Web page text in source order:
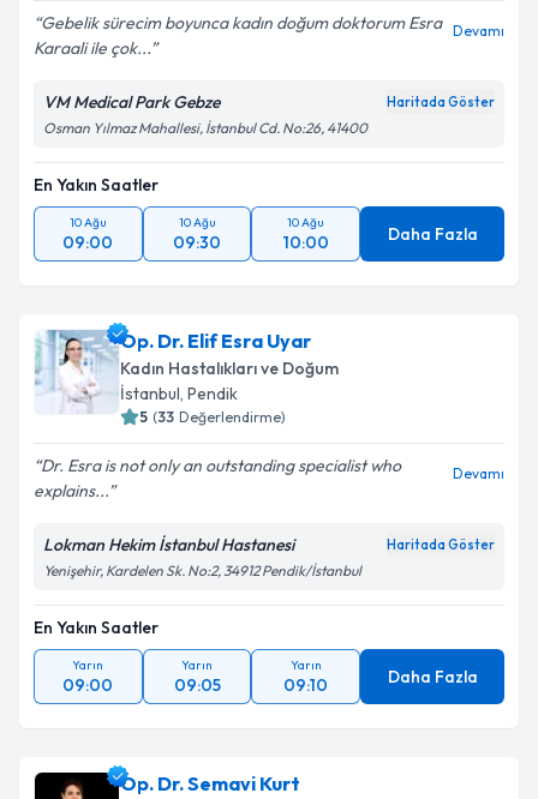
Gebelik sürecim boyunca kadın doğum doktorum Esra
Karaali ile çok...
Devamı
VM Medical Park Gebze Haritada Göster
Osman Yılmaz Mahallesi, İstanbul Cd. No:26, 41400
En Yakın Saatler
10 Ağu
09:00
10 Ağu
09:30
10 Ağu
10:00 Daha Fazla
Op. Dr. Elif Esra Uyar
Kadın Hastalıkları ve Doğum
İstanbul, Pendik
5 (33 Değerlendirme)
Dr. Esra is not only an outstanding specialist who
explains...
Devamı
Lokman Hekim İstanbul Hastanesi Haritada Göster
Yenişehir, Kardelen Sk. No:2, 34912 Pendik/İstanbul
En Yakın Saatler
Yarın
09:00
Yarın
09:05
Yarın
09:10 Daha Fazla
Op. Dr. Semavi Kurt